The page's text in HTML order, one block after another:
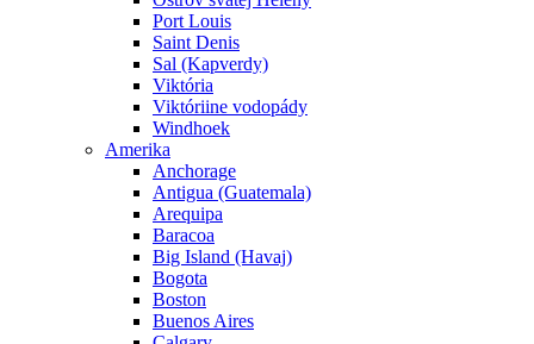
Port Louis
Saint Denis
Sal (Kapverdy)
Viktória
Viktóriine vodopády
Windhoek
Amerika
Anchorage
Antigua (Guatemala)
Arequipa
Baracoa
Big Island (Havaj)
Bogota
Boston
Buenos Aires